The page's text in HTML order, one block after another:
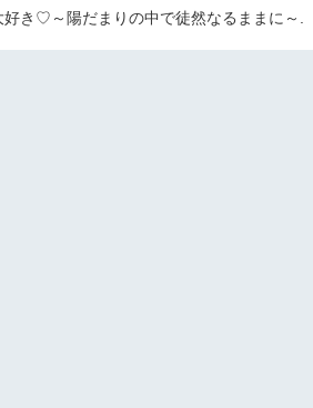
き♡～陽だまりの中で徒然なるままに～.